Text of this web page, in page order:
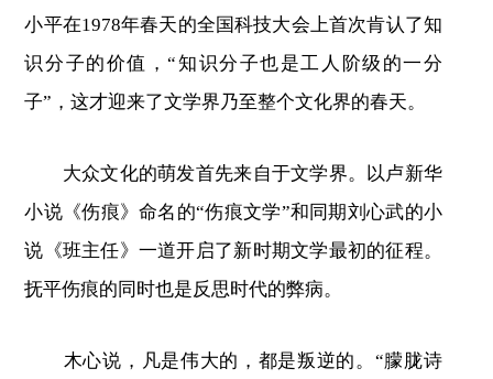
小平在1978年春天的全国科技大会上首次肯认了知
识分子的价值，“知识分子也是工人阶级的一分
子”，这才迎来了文学界乃至整个文化界的春天。
大众文化的萌发首先来自于文学界。以卢新华
小说《伤痕》命名的“伤痕文学”和同期刘心武的小
说《班主任》一道开启了新时期文学最初的征程。
抚平伤痕的同时也是反思时代的弊病。
木心说，凡是伟大的，都是叛逆的。“朦胧诗